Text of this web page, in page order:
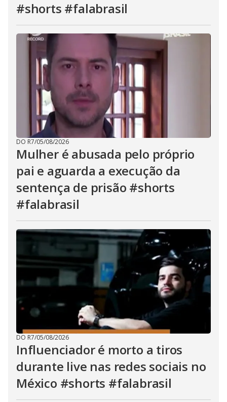
#shorts #falabrasil
DO R7/05/08/2026
Mulher é abusada pelo próprio
pai e aguarda a execução da
sentença de prisão #shorts
#falabrasil
DO R7/05/08/2026
Influenciador é morto a tiros
durante live nas redes sociais no
México #shorts #falabrasil